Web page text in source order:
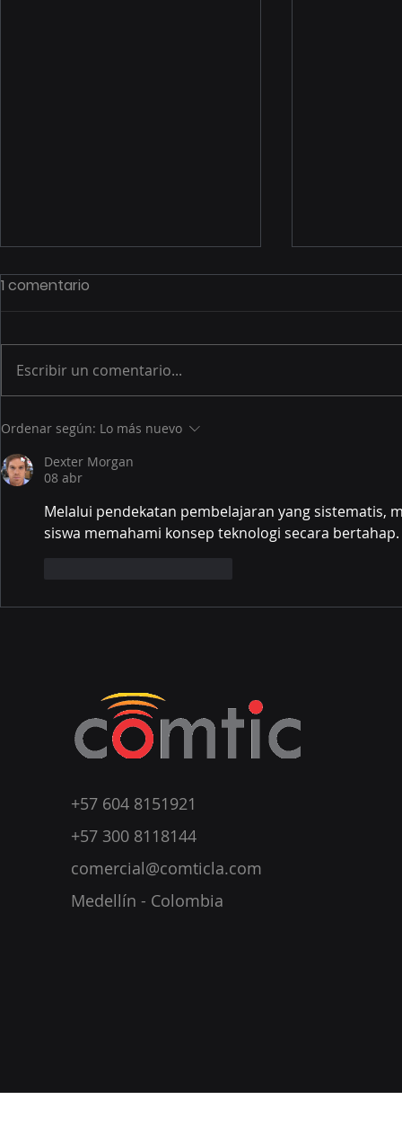
Avanza la implementación
de X-Road en Colombia ...
1 comentario
Escribir un comentario...
Ordenar según: Lo más nuevo
Dexter Morgan
08 abr
Melalui pendekatan pembelajaran yang sistematis,
siswa memahami konsep teknologi secara
+57 604 8151921
+57 300 8118144
comercial@comticla.com
Medellín - Colombia